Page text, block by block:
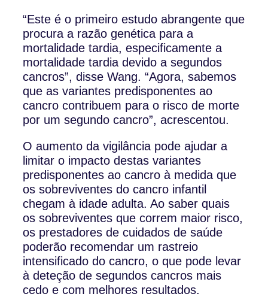
“Este é o primeiro estudo abrangente que
procura a razão genética para a
mortalidade tardia, especificamente a
mortalidade tardia devido a segundos
cancros”, disse Wang. “Agora, sabemos
que as variantes predisponentes ao
cancro contribuem para o risco de morte
por um segundo cancro”, acrescentou.
O aumento da vigilância pode ajudar a
limitar o impacto destas variantes
predisponentes ao cancro à medida que
os sobreviventes do cancro infantil
chegam à idade adulta. Ao saber quais
os sobreviventes que correm maior risco,
os prestadores de cuidados de saúde
poderão recomendar um rastreio
intensificado do cancro, o que pode levar
à deteção de segundos cancros mais
cedo e com melhores resultados.